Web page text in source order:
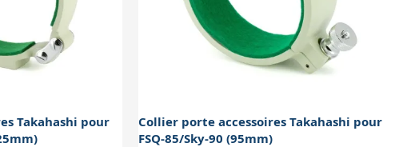
Takahashi pour
Collier porte accessoires Takahashi pour
FSQ-85/Sky-90 (95mm)